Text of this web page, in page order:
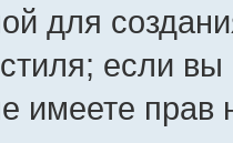
для
если
имеете прав